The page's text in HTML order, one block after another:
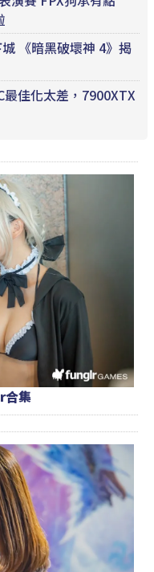
《暗黑破壞神 4》揭
佳化太差，7900XTX
合集